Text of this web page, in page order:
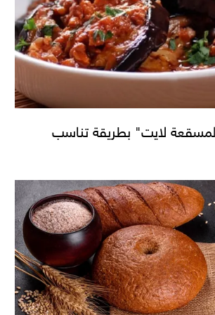
لايت" بطريقة تناسب